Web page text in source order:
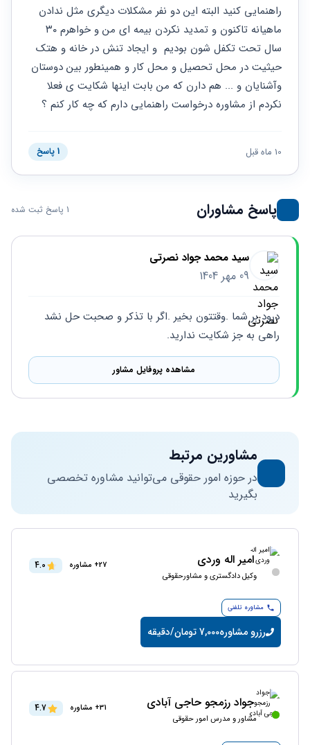
برنامه نویسی
طلاق
حقوقی
مهریه
حقوقی
خانواده
حقوقی
سئو و
بهینه
سازی
سایت
ثبت
شرکت
نکردم از مشاوره درخواست راهنمایی دارم که چه کار کنم ؟
10 ماه قبل 1 پاسخ
پاسخ مشاوران 1 پاسخ ثبت شده
سید محمد جواد نصرتی
09 مهر 1404
راهی به جز شکایت ندارید.
مشاهده پروفایل مشاور
مشاورین مرتبط
در حوزه امور حقوقی می‌توانید مشاوره تخصصی
بگیرید
امیر اله وردی
وکیل دادگستری و مشاورحقوقی
27+ مشاوره 4.0
مشاوره تلفنی
رزرو مشاوره7,000 تومان/دقیقه
جواد رزمجو حاجی آبادی
مشاور و مدرس امور حقوقی
31+ مشاوره 4.7